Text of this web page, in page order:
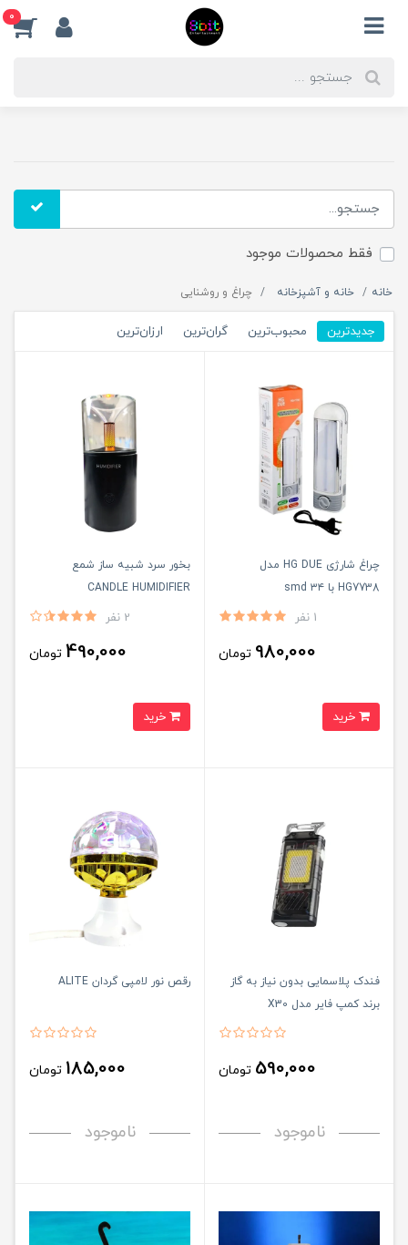
0
فقط محصولات موجود
خانه خانه و آشپزخانه چراغ و روشنایی
جدیدترین محبوب‌ترین گران‌ترین ارزان‌ترین
چراغ شارژی HG DUE مدل
HG7738 با ۳۴ smd
1 نفر
980,000 تومان
بخور سرد شبیه ساز شمع
CANDLE HUMIDIFIER
2 نفر
490,000 تومان
فندک پلاسمایی بدون نیاز به گاز
برند کمپ فایر مدل X30
590,000 تومان
ناموجود
رقص نور لامپی گردان ALITE
185,000 تومان
ناموجود